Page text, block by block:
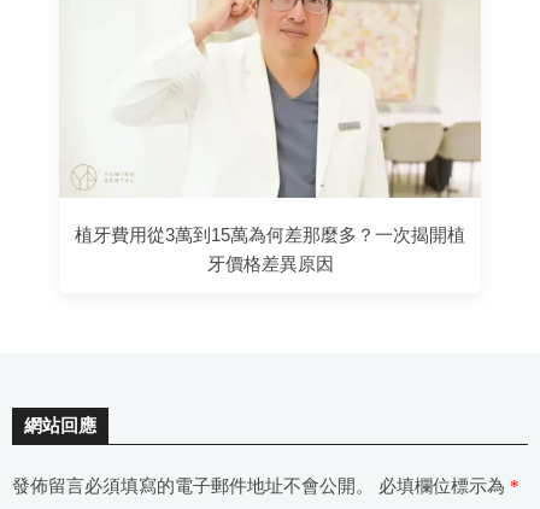
植牙費用從3萬到15萬為何差那麼多？一次揭開植
牙價格差異原因
網站回應
發佈留言必須填寫的電子郵件地址不會公開。 必填欄位標示為 *